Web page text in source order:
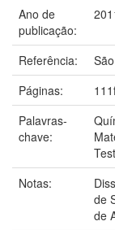
Ano de
publicação:
Referência:
Páginas:
Palavras-
chave:
Notas:
de
de